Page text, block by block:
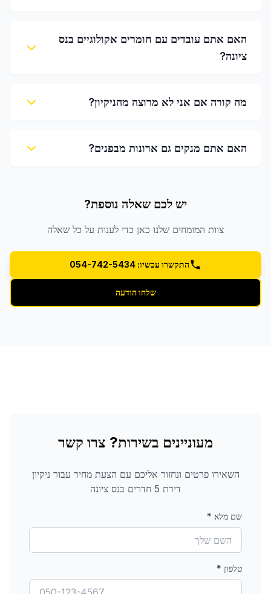
האם אתם עובדים עם חומרים אקולוגיים בנס
ציונה?
מה קורה אם אני לא מרוצה מהניקיון?
האם אתם מנקים גם ארונות מבפנים?
יש לכם שאלה נוספת?
צוות המומחים שלנו כאן כדי לענות על כל שאלה
התקשרו עכשיו: 054-742-5434
שלחו הודעה
מעוניינים בשירות? צרו קשר
השאירו פרטים ונחזור אליכם עם הצעת מחיר עבור ניקיון
דירת 5 חדרים
בנס ציונה
שם מלא *
טלפון *